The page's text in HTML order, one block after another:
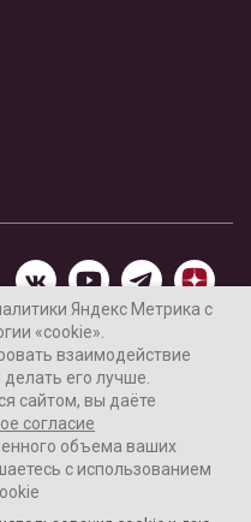
Интернет-газеты
«Ваши новости»
ее и нажмите Ctrl+Enter
Яндекс Метрика с
«cookie».
взаимодействие
его лучше.
сайтом, вы даёте
согласие
объема ваших
с использованием